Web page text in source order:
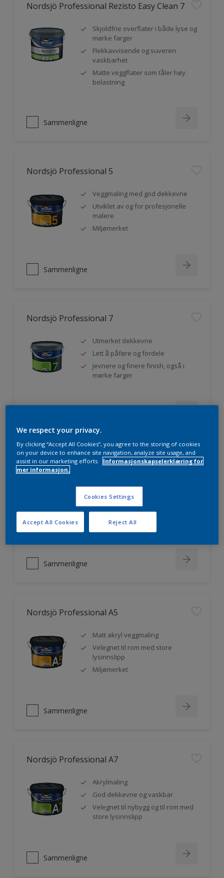
Nordsjö Professional Rezisto Easy Clean 7
Skjoldfrie overflater i både lyse og
mørke farger
Flekkavvisende og suveren
vaskbarhet
Matte veggflater som tåler høy
belastning
Sammenligne
Nordsjö Professional 5
Veggmaling med god dekkevne
Utviklet av og for profesjonelle
malere
Miljømerket
Sammenligne
Nordsjö Professional 7
Utmerket dekkevne
Lett å påføre og fordele
Jevnere og finere finish, også i
mørke farger
Nordsjö Professional 20
Veggmaling med god dekkevne
Utviklet av og for profesjonelle
malere
Miljømerket
Sammenligne
Nordsjö Professional A5
Matt akryl veggmaling
Velegnet til rom med store
lysinnslipp
Miljømerket
Sammenligne
Nordsjö Professional A7
Akrylmaling
God dekkevne og vaskbar
Velegnet til nybygg og til rom med
store lysinnslipp
Sammenligne
We respect your privacy.
By clicking “Accept All Cookies”, you agree to the storing of cookies
on your device to enhance site navigation, analyze site usage, and
assist in our marketing efforts.
Informasjonskapselerklæring for
mer informasjon.
Cookies Settings
Reject All
Accept All Cookies